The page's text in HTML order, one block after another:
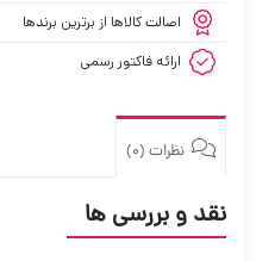
اصالت کالاها از برترین برندها
ارائه فاکتور رسمی
نظرات (0)
نقد و بررسی ها